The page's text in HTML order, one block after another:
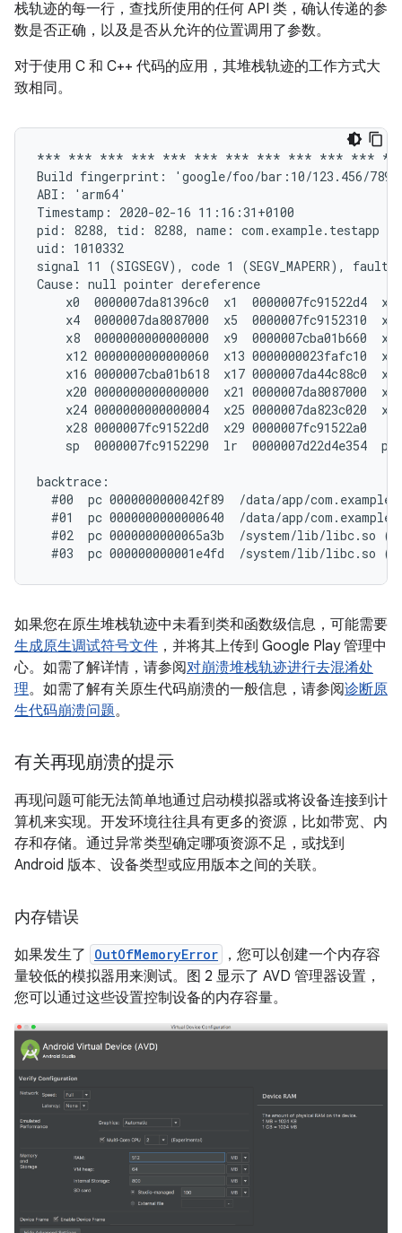
栈轨迹的每一行，查找所使用的任何 API 类，确认传递的参
数是否正确，以及是否从允许的位置调用了参数。
对于使用 C 和 C++ 代码的应用，其堆栈轨迹的工作方式大
致相同。
*** *** *** *** *** *** *** *** *** *** ***
Build fingerprint: 'google/foo/bar:10/123.456/
ABI: 'arm64'
Timestamp: 2020-02-16 11:16:31+0100
pid: 8288, tid: 8288, name: com.example.testapp
uid: 1010332
signal 11 (SIGSEGV), code 1 (SEGV_MAPERR), fault
Cause: null pointer dereference
x0  0000007da81396c0  x1  0000007fc91522d4
x4  0000007da8087000  x5  0000007fc9152310
x8  0000000000000000  x9  0000007cba01b660
x12 0000000000000060  x13 0000000023fafc10
x16 0000007cba01b618  x17 0000007da44c88c0
x20 0000000000000000  x21 0000007da8087000
x24 0000000000000004  x25 0000007da823c020
    x28 0000007fc91522d0  x29 0000007fc91522a0
sp  0000007fc9152290  lr  0000007d22d4e354  pc
backtrace:
#00  pc 0000000000042f89  /data/app/
#01  pc 0000000000000640  /data/app/
#02  pc 0000000000065a3b  /system/lib/libc.so
如果您在原生堆栈轨迹中未看到类和函数级信息，可能需要
生成原生调试符号文件 ，并将其上传到 Google Play 管理中
心。如需了解详情，请参阅对崩溃堆栈轨迹进行去混淆处
理。如需了解有关原生代码崩溃的一般信息，请参阅诊断原
生代码崩溃问题。
有关再现崩溃的提示
再现问题可能无法简单地通过启动模拟器或将设备连接到计
算机来实现。开发环境往往具有更多的资源，比如带宽、内
存和存储。通过异常类型确定哪项资源不足，或找到
Android 版本、设备类型或应用版本之间的关联。
内存错误
如果发生了 OutOfMemoryError
，您可以创建一个内存容
量较低的模拟器用来测试。图 2 显示了 AVD 管理器设置，
您可以通过这些设置控制设备的内存容量。